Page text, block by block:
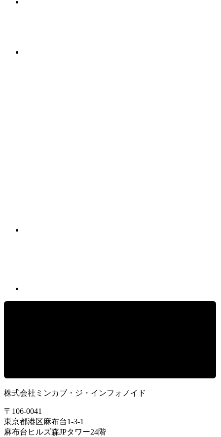
株式会社ミンカブ・ジ・インフォノイド
〒106-0041
東京都港区麻布台1-3-1
麻布台ヒルズ森JPタワー24階